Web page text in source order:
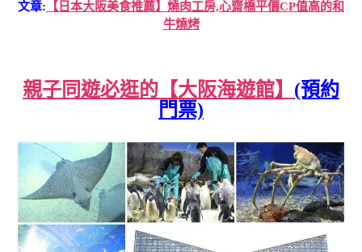
文章: 【日本大阪美食推薦】燒肉工房,心齋橋平價CP值高的和
牛燒烤
親子同遊必逛的【大阪海遊館】 (預約
門票)